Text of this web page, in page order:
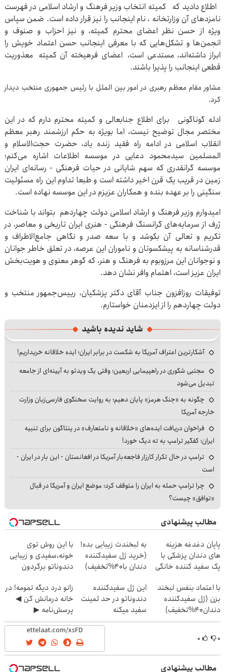
اطلاع دادید که کمیته انتخاب وزیر فرهنگ و ارشاد اسلامی در فهرست
نامزدهای آن وزارتخانه ، نام اینجانب را نیز قرار داده است. ضمن سپاس
ویژه از حسن نظر اعضای محترم کمیته، و نیز احزاب و صنوف و
انجمن‌ها و تشکل‌هایی که با معرفی اینجانب حسن اعتماد خویش را
ابراز داشته‌اند، مستدعی است، اعضای فرهیخته آن کمیته معذوریت
قطعی اینجانب را پذیرا باشند.
مشاور مقام معظم رهبری در امور بین الملل با رئیس جمهوری منتخب دیدار
کرد.
ادله گوناگونی برای اطلاع جنابعالی و کمیته محترم دارم که در این
مختصر مجال توضیح نیست، اما بویژه به حکم ارزشمند رهبر معظم
انقلاب اسلامی در ادامه راه فقید زنده یاد، حضرت حجت‌الاسلام و
المسلمین سیدمحمود دعایی در موسسه اطلاعات اشاره می‌کنم؛
موسسه گرانقدری که سهم شایانی در حیات فرهنگی - رسانه‌ای ایران
زمین در قریب یک قرن اخیر داشته است و طبعا تداوم این راه مسئولیت
سنگینی را بر عهده بنده و همکاران عزیزم در این موسسه نهاده است.
امیدوارم وزیر فرهنگ و ارشاد اسلامی دولت چهاردهم بتواند با شناخت
ژرف از سرمایه‌های گرانسنگ فرهنگی - هنری ایران تاریخی و معاصر، در
تکریم و تعالی آن بکوشد و با سعه صدر و نگاهی جامع‌الاطراف و
قدرشناسانه به پیشکسوتان و ناموران این عرصه، در تعلق خاطر جوانان
و نوجوانان این مرزوبوم به فرهنگ و هنر، که گوهر معنوی و هویت‌بخش
ایران عزیز است، اهتمام وافر نشان دهد.
توفیقات روزافزون جناب آقای دکتر پزشکیان، رییس‌جمهور منتخب و
دولت چهاردهم را از ایزدمنان خواستارم.
شاید ندیده باشید
آشکارترین اعتراف آمریکا به شکست در برابر ایران؛ ایده خلاقانه خریداریم!
مجتبی شکوری در راهپیمایی اربعین؛ وقتی یک ویدئو به آیینه‌ای از جامعه
تبدیل می‌شود
چگونه به «جنگ هرمز» پایان دهیم؛ به روایت سخنگوی فارسی‌زبان وزارت
خارجه آمریکا
فراخوان دریافت ایده‌های «خلاقانه و نامتعارف» در پنتاگون برای تنبیه
ایران؛ کفگیر ترامپ به ته دیگ خورد!
ترامپ در حال تکرار کارزار فاجعه‌بار آمریکا در افغانستان - این بار در ایران -
است
چرا ترامپ حمله به ایران را متوقف کرد؛ موضع ایران و آمریکا در قبال
«توافق» چیست؟
مطالب پیشنهادی
پایان دغدغه هزینه
های دندان پزشکی با
پک سفید کننده خانگی
به لبخندت زیبایی بده!
(خرید ژل سفیدکننده
دندان با40%تخفیف)
با این روش توی
خونه،سفیدی و زیبایی
دندوناتو برگردون
با اعتماد بنفس لبخند
بزن (ژل سفیدکننده
دندان40%تخفیف)
این ژل سفیدکننده
دندوناتو در حد لمینت
سفید میکنه
(40%تخفیف)
زانو درد دیگه تمومه! در
خانه درمانش کن ◀
پرسش‌نامه ▶
۰ ۰
مطالب پیشنهادی